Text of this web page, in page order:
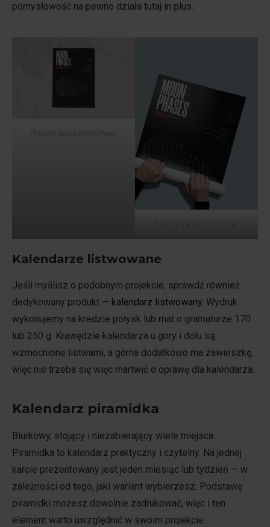
pomysłowość na pewno działa tutaj in plus.
Projekt: Irene Vieito Pena
Projekt: Irene Vieito Pena
Kalendarze listwowane
Jeśli myślisz o podobnym projekcie, sprawdź również
dedykowany produkt — kalendarz listwowany. Wydruk
wykonujemy na kredzie połysk lub mat o gramaturze 170
lub 250 g. Krawędzie kalendarza u góry i dołu są
wzmocnione listwami, a górna dodatkowo ma zawieszkę,
więc nie trzeba się więc martwić o oprawę dla kalendarza.
Kalendarz piramidka
Biurkowy, stojący i niezabierający wiele miejsca.
Piramidka to kalendarz praktyczny i czytelny. Na jednej
karcie prezentowany jest jeden miesiąc lub tydzień — w
zależności od tego, jaki wariant wybierzesz. Podstawę
piramidki możesz dowolnie zadrukować, więc i ten
element warto uwzględnić w swoim projekcie.